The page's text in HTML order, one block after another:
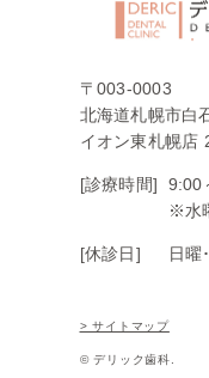
〒003-0003
北海道札幌市白
イオン東札幌店
[診療時間] 9:00
※水
[休診日] 日曜
> サイトマップ
© デリック歯科.